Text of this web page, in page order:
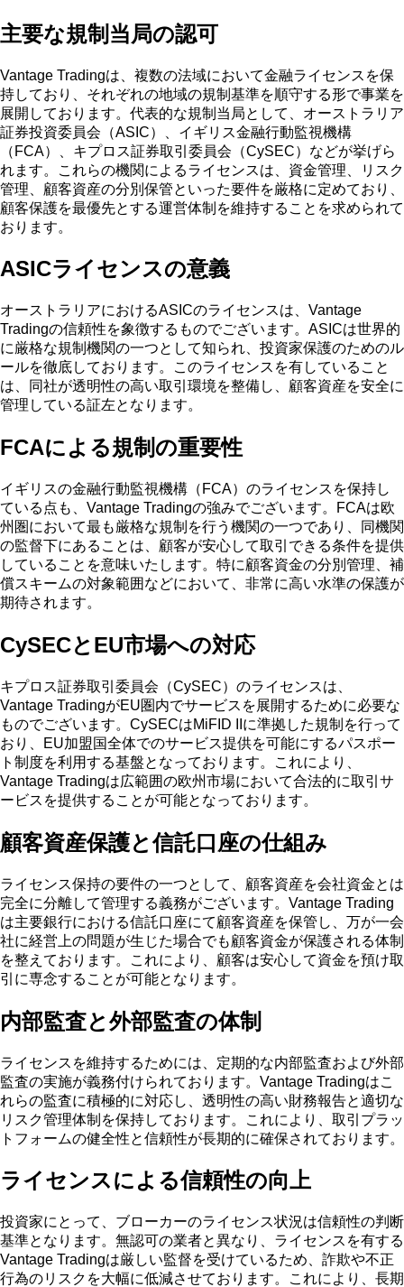
主要な規制当局の認可
Vantage Tradingは、複数の法域において金融ライセンスを保
持しており、それぞれの地域の規制基準を順守する形で事業を
展開しております。代表的な規制当局として、オーストラリア
証券投資委員会（ASIC）、イギリス金融行動監視機構
（FCA）、キプロス証券取引委員会（CySEC）などが挙げら
れます。これらの機関によるライセンスは、資金管理、リスク
管理、顧客資産の分別保管といった要件を厳格に定めており、
顧客保護を最優先とする運営体制を維持することを求められて
おります。
ASICライセンスの意義
オーストラリアにおけるASICのライセンスは、Vantage
Tradingの信頼性を象徴するものでございます。ASICは世界的
に厳格な規制機関の一つとして知られ、投資家保護のためのル
ールを徹底しております。このライセンスを有していること
は、同社が透明性の高い取引環境を整備し、顧客資産を安全に
管理している証左となります。
FCAによる規制の重要性
イギリスの金融行動監視機構（FCA）のライセンスを保持し
ている点も、Vantage Tradingの強みでございます。FCAは欧
州圏において最も厳格な規制を行う機関の一つであり、同機関
の監督下にあることは、顧客が安心して取引できる条件を提供
していることを意味いたします。特に顧客資金の分別管理、補
償スキームの対象範囲などにおいて、非常に高い水準の保護が
期待されます。
CySECとEU市場への対応
キプロス証券取引委員会（CySEC）のライセンスは、
Vantage TradingがEU圏内でサービスを展開するために必要な
ものでございます。CySECはMiFID IIに準拠した規制を行って
おり、EU加盟国全体でのサービス提供を可能にするパスポー
ト制度を利用する基盤となっております。これにより、
Vantage Tradingは広範囲の欧州市場において合法的に取引サ
ービスを提供することが可能となっております。
顧客資産保護と信託口座の仕組み
ライセンス保持の要件の一つとして、顧客資産を会社資金とは
完全に分離して管理する義務がございます。Vantage Trading
は主要銀行における信託口座にて顧客資産を保管し、万が一会
社に経営上の問題が生じた場合でも顧客資金が保護される体制
を整えております。これにより、顧客は安心して資金を預け取
引に専念することが可能となります。
内部監査と外部監査の体制
ライセンスを維持するためには、定期的な内部監査および外部
監査の実施が義務付けられております。Vantage Tradingはこ
れらの監査に積極的に対応し、透明性の高い財務報告と適切な
リスク管理体制を保持しております。これにより、取引プラッ
トフォームの健全性と信頼性が長期的に確保されております。
ライセンスによる信頼性の向上
投資家にとって、ブローカーのライセンス状況は信頼性の判断
基準となります。無認可の業者と異なり、ライセンスを有する
Vantage Tradingは厳しい監督を受けているため、詐欺や不正
行為のリスクを大幅に低減させております。これにより、長期